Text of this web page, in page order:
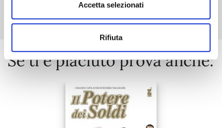
Accetta selezionati
Rifiuta
Se ti è piaciuto prova anche: